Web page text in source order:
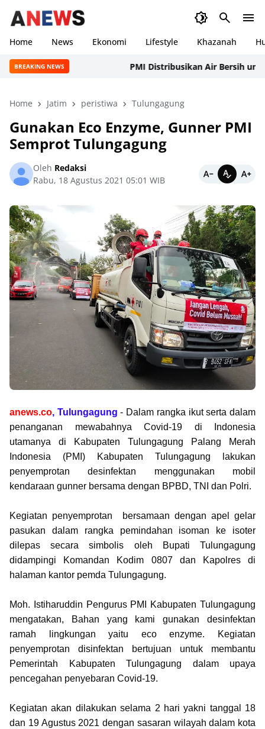
Home News Ekonomi Lifestyle Khazanah
BREAKING NEWS PMI Distribusikan Air Bersih untuk
Home Jatim peristiwa Tulungagung
Gunakan Eco Enzyme, Gunner PMI
Semprot Tulungagung
Oleh Redaksi
Rabu, 18 Agustus 2021 05:01 WIB
anews.co, Tulungagung - Dalam rangka ikut serta dalam
penanganan mewabahnya Covid-19 di Indonesia
utamanya di Kabupaten Tulungagung Palang Merah
Indonesia (PMI) Kabupaten Tulungagung lakukan
penyemprotan desinfektan menggunakan mobil
kendaraan gunner bersama dengan BPBD, TNI dan Polri.
Kegiatan penyemprotan bersamaan dengan apel gelar
pasukan dalam rangka pemindahan isoman ke isoter
dilepas secara simbolis oleh Bupati Tulungagung
didampingi Komandan Kodim 0807 dan Kapolres di
halaman kantor pemda Tulungagung.
Moh. Istiharuddin Pengurus PMI Kabupaten Tulungagung
mengatakan, Bahan yang kami gunakan desinfektan
ramah lingkungan yaitu eco enzyme. Kegiatan
penyemprotan disinfektan bertujuan untuk membantu
Pemerintah Kabupaten Tulungagung dalam upaya
pencegahan penyebaran Covid-19.
Kegiatan akan dilakukan selama 2 hari yakni tanggal 18
dan 19 Agustus 2021 dengan sasaran wilayah dalam kota